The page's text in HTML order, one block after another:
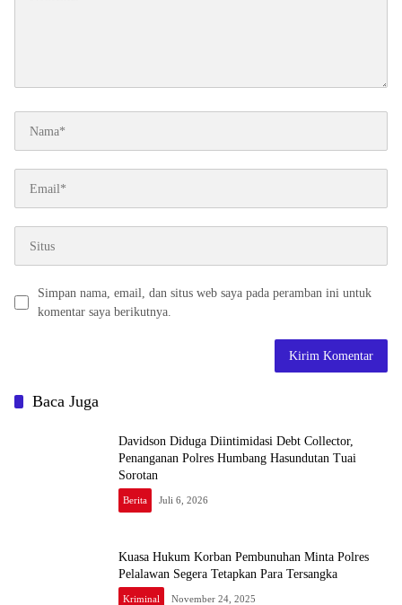
Simpan nama, email, dan situs web saya pada peramban ini untuk
komentar saya berikutnya.
Baca Juga
Davidson Diduga Diintimidasi Debt Collector,
Penanganan Polres Humbang Hasundutan Tuai
Sorotan
Berita Juli 6, 2026
Kuasa Hukum Korban Pembunuhan Minta Polres
Pelalawan Segera Tetapkan Para Tersangka
Kriminal November 24, 2025